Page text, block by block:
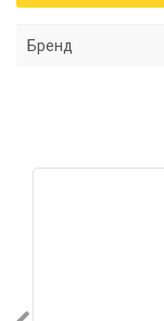
Бренд